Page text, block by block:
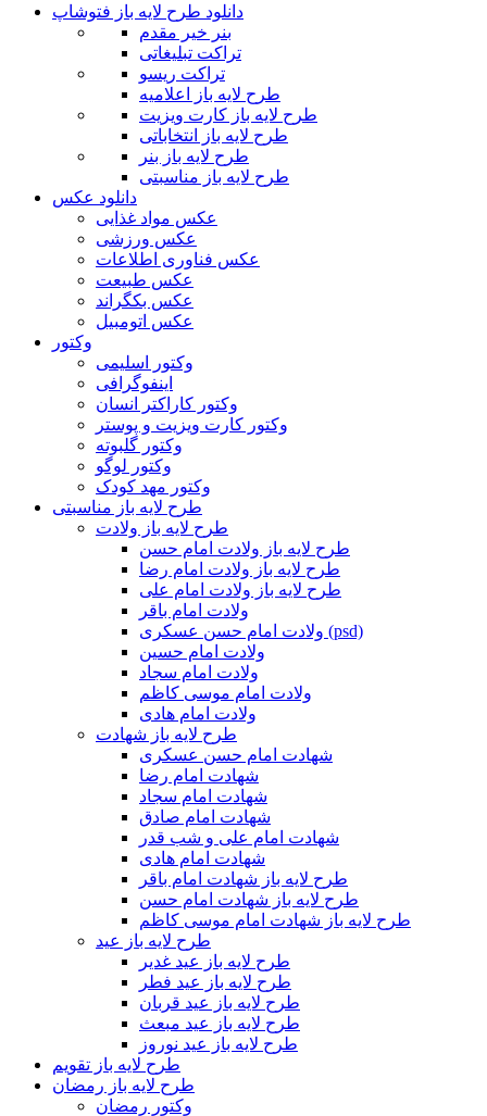
دانلود طرح لایه باز فتوشاپ
بنر خیر مقدم
تراکت تبلیغاتی
تراکت ریسو
طرح لایه باز اعلامیه
طرح لایه باز کارت ویزیت
طرح لایه باز انتخاباتی
طرح لایه باز بنر
طرح لایه باز مناسبتی
دانلود عکس
عکس مواد غذایی
عکس ورزشی
عکس فناوری اطلاعات
عکس طبیعت
عکس بکگراند
عکس اتومبیل
وکتور
وکتور اسلیمی
اینفوگرافی
وکتور کاراکتر انسان
وکتور کارت ویزیت و پوستر
وکتور گلبوته
وکتور لوگو
وکتور مهد کودک
طرح لایه باز مناسبتی
طرح لایه باز ولادت
طرح لایه باز ولادت امام حسن
طرح لایه باز ولادت امام رضا
طرح لایه باز ولادت امام علی
ولادت امام باقر
ولادت امام حسن عسکری (psd)
ولادت امام حسین
ولادت امام سجاد
ولادت امام موسی کاظم
ولادت امام هادی
طرح لایه باز شهادت
شهادت امام حسن عسکری
شهادت امام رضا
شهادت امام سجاد
شهادت امام صادق
شهادت امام علی و شب قدر
شهادت امام هادی
طرح لایه باز شهادت امام باقر
طرح لایه باز شهادت امام حسن
طرح لایه باز شهادت امام موسی کاظم
طرح لایه باز عید
طرح لایه باز عید غدیر
طرح لایه باز عید فطر
طرح لایه باز عید قربان
طرح لایه باز عید مبعث
طرح لایه باز عید نوروز
طرح لایه باز تقویم
طرح لایه باز رمضان
وکتور رمضان